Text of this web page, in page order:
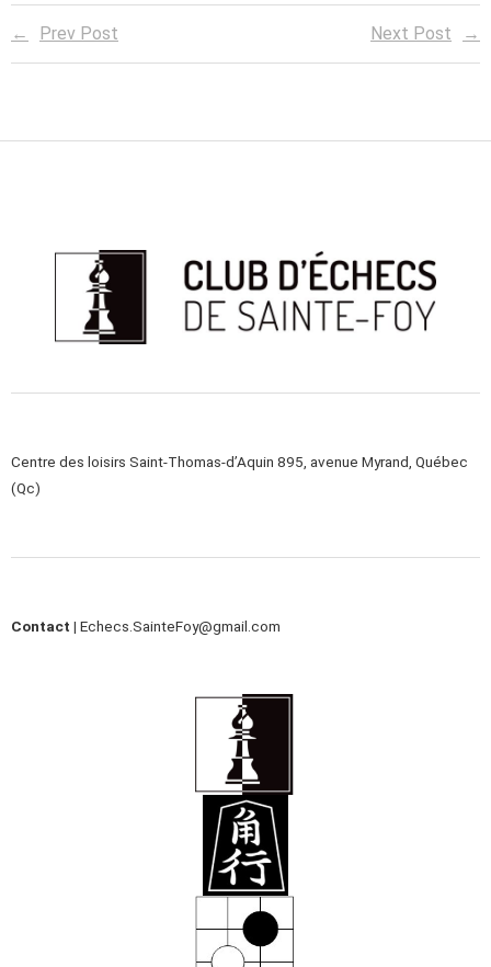
Prev Post Next Post
Centre des loisirs Saint-Thomas-d’Aquin 895, avenue Myrand, Québec
(Qc)
Contact | Echecs.SainteFoy@gmail.com